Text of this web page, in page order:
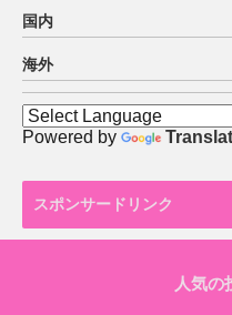
国内
海外
Powered by
スポンサードリンク
人気の